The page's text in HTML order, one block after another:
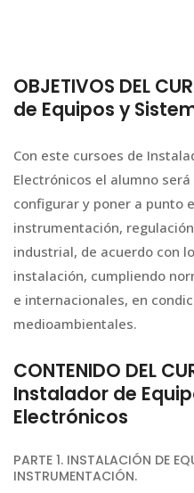
OBJETIVOS DEL
de Equipos y
Con este cursoes de
Electrónicos el alumno
configurar y poner a punto
instrumentación,
industrial, de acuerdo con
instalación, cumpliendo
e internacionales, en
medioambientales.
CONTENIDO DEL
Instalador de
Electrónicos
PARTE 1. INSTALACIÓN DE
INSTRUMENTACIÓN.